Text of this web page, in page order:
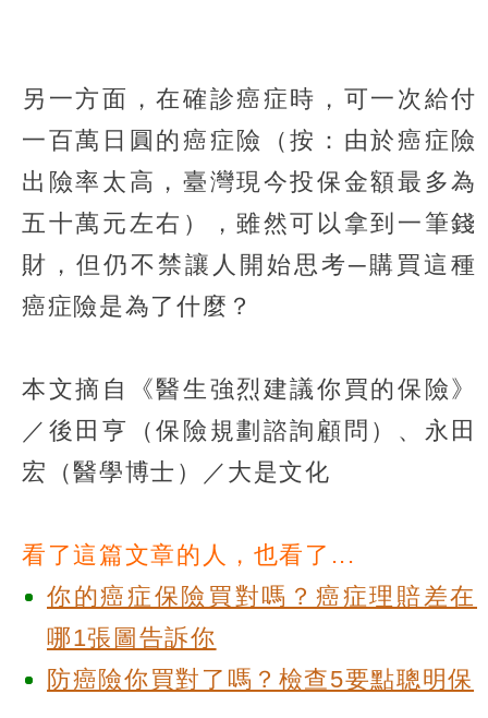
另一方面，在確診癌症時，可一次給付
一百萬日圓的癌症險（按：由於癌症險
出險率太高，臺灣現今投保金額最多為
五十萬元左右），雖然可以拿到一筆錢
財，但仍不禁讓人開始思考─購買這種
癌症險是為了什麼？
本文摘自《醫生強烈建議你買的保險》
／後田亨（保險規劃諮詢顧問）、永田
宏（醫學博士）／大是文化
看了這篇文章的人，也看了...
你的癌症保險買對嗎？癌症理賠差在
哪1張圖告訴你
防癌險你買對了嗎？檢查5要點聰明保